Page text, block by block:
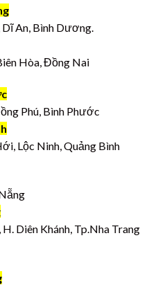
An, Bình Dương.
Hòa, Đồng Nai
Phú, Bình Phước
Lộc Ninh, Quảng Bình
Diên Khánh, Tp.Nha Trang